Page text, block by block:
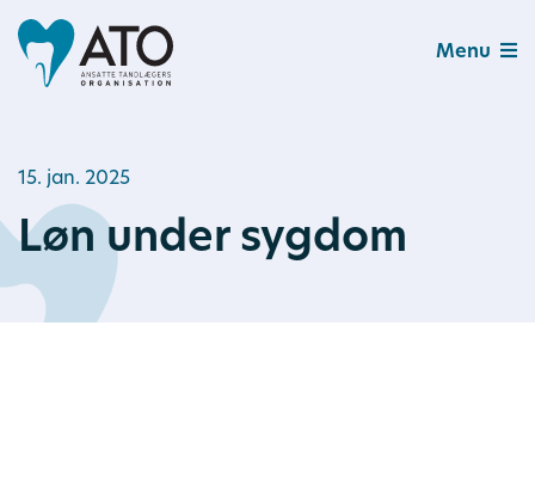
Menu
15. jan. 2025
Løn under sygdom